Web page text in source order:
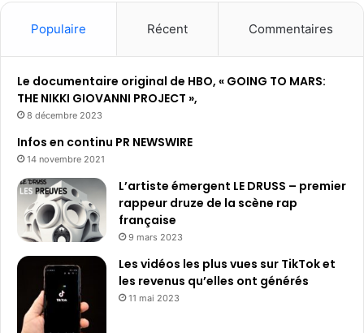
Populaire Récent Commentaires
Le documentaire original de HBO, « GOING TO MARS:
THE NIKKI GIOVANNI PROJECT »,
8 décembre 2023
Infos en continu PR NEWSWIRE
14 novembre 2021
L’artiste émergent LE DRUSS – premier
rappeur druze de la scène rap
française
9 mars 2023
Les vidéos les plus vues sur TikTok et
les revenus qu’elles ont générés
11 mai 2023